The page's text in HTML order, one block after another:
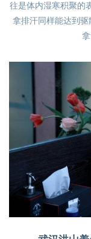
往是体内湿寒积聚的
拿排汗同样能达到